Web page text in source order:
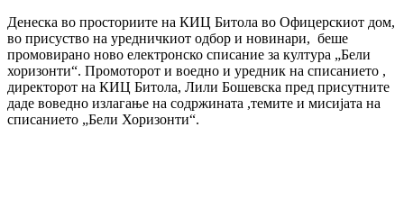
Денеска во просториите на КИЦ Битола во Офицерскиот дом,
во присуство на уредничкиот одбор и новинари, беше
промовирано ново електронско списание за култура „Бели
хоризонти“. Промоторот и воедно и уредник на списанието ,
директорот на КИЦ Битола, Лили Бошевска пред присутните
даде воведно излагање на содржината ,темите и мисијата на
списанието „Бели Хоризонти“.